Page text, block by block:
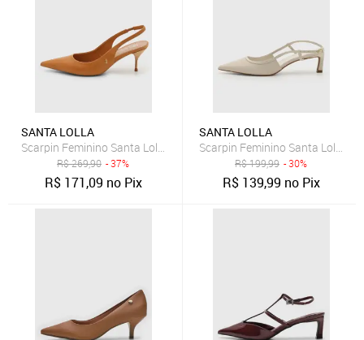
SANTA LOLLA
Scarpin Feminino Santa Lolla Slingback Couro Caramelo
R$269,90 - 37%
R$ 171,09 no Pix
SANTA LOLLA
Scarpin Feminino Santa Lolla
R$199,99 - 30%
R$ 139,99 no Pix